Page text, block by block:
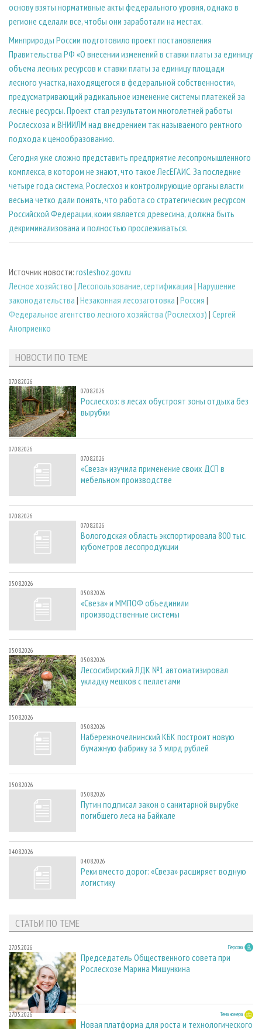
основу взяты нормативные акты федерального уровня, однако в
регионе сделали все, чтобы они заработали на местах.
Минприроды России подготовило проект постановления
Правительства РФ «О внесении изменений в ставки платы за единицу
объема лесных ресурсов и ставки платы за единицу площади
лесного участка, находящегося в федеральной собственности»,
предусматривающий радикальное изменение системы платежей за
лесные ресурсы. Проект стал результатом многолетней работы
Рослесхоза и ВНИИЛМ над внедрением так называемого рентного
подхода к ценообразованию.
Сегодня уже сложно представить предприятие лесопромышленного
комплекса, в котором не знают, что такое ЛесЕГАИС. За последние
четыре года система, Рослесхоз и контролирующие органы власти
весьма четко дали понять, что работа со стратегическим ресурсом
Российской Федерации, коим является древесина, должна быть
декриминализована и полностью прослеживаться.
Источник новости: rosleshoz.gov.ru
Лесное хозяйство | Лесопользование, сертификация | Нарушение
законодательства | Незаконная лесозаготовка | Россия |
Федеральное агентство лесного хозяйства (Рослесхоз) | Сергей
Аноприенко
НОВОСТИ ПО ТЕМЕ
07.08.2026
07.08.2026
Рослесхоз: в лесах обустроят зоны отдыха без
вырубки
07.08.2026
07.08.2026
«Свеза» изучила применение своих ДСП в
мебельном производстве
07.08.2026
07.08.2026
Вологодская область экспортировала 800 тыс.
кубометров лесопродукции
05.08.2026
05.08.2026
«Свеза» и ММПОФ объединили
производственные системы
05.08.2026
05.08.2026
Лесосибирский ЛДК №1 автоматизировал
укладку мешков с пеллетами
05.08.2026
05.08.2026
Набережночелнинский КБК построит новую
бумажную фабрику за 3 млрд рублей
05.08.2026
05.08.2026
Путин подписал закон о санитарной вырубке
погибшего леса на Байкале
04.08.2026
04.08.2026
Реки вместо дорог: «Свеза» расширяет водную
логистику
СТАТЬИ ПО ТЕМЕ
27.05.2026 Персона
Председатель Общественного совета при
Рослесхозе Марина Мишункина
27.05.2026 Тема номера
Новая платформа для роста и технологического